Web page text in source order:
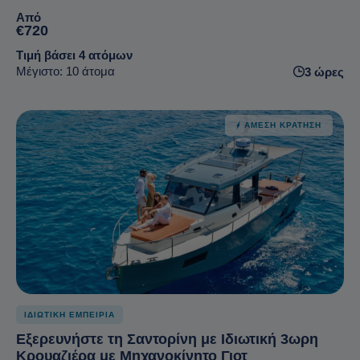
Από
€720
Τιμή βάσει 4 ατόμων
Μέγιστο: 10 άτομα
3 ώρες
ΆΜΕΣΗ ΚΡΆΤΗΣΗ
ΙΔΙΩΤΙΚΗ ΕΜΠΕΙΡΙΑ
Εξερευνήστε τη Σαντορίνη με Ιδιωτική 3ωρη
Κρουαζιέρα με Μηχανοκίνητο Γιοτ